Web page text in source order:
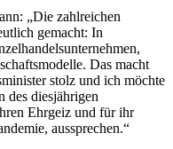
„Die zahlreichen
gemacht: In
Das macht
stolz und ich möchte
des diesjährigen
Ehrgeiz und für ihr
aussprechen.“